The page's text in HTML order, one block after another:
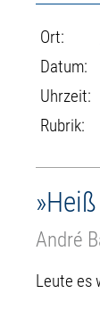
Ort:
Datum:
Uhrzeit:
Rubrik:
André
Leute es